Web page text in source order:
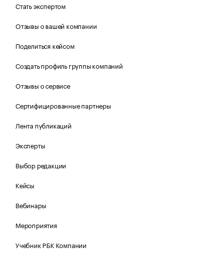
Стать экспертом
Отзывы о вашей компании
Поделиться кейсом
Создать профиль группы компаний
Отзывы о сервисе
Сертифицированные партнеры
Лента публикаций
Эксперты
Выбор редакции
Кейсы
Вебинары
Мероприятия
Учебник РБК Компании